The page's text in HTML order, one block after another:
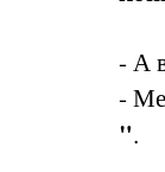
- А
-
".